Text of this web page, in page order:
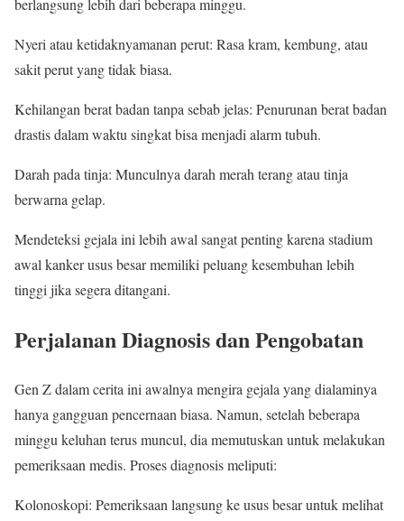
berlangsung lebih dari beberapa minggu.
Nyeri atau ketidaknyamanan perut: Rasa kram, kembung, atau
sakit perut yang tidak biasa.
Kehilangan berat badan tanpa sebab jelas: Penurunan berat badan
drastis dalam waktu singkat bisa menjadi alarm tubuh.
Darah pada tinja: Munculnya darah merah terang atau tinja
berwarna gelap.
Mendeteksi gejala ini lebih awal sangat penting karena stadium
awal kanker usus besar memiliki peluang kesembuhan lebih
tinggi jika segera ditangani.
Perjalanan Diagnosis dan Pengobatan
Gen Z dalam cerita ini awalnya mengira gejala yang dialaminya
hanya gangguan pencernaan biasa. Namun, setelah beberapa
minggu keluhan terus muncul, dia memutuskan untuk melakukan
pemeriksaan medis. Proses diagnosis meliputi:
Kolonoskopi: Pemeriksaan langsung ke usus besar untuk melihat